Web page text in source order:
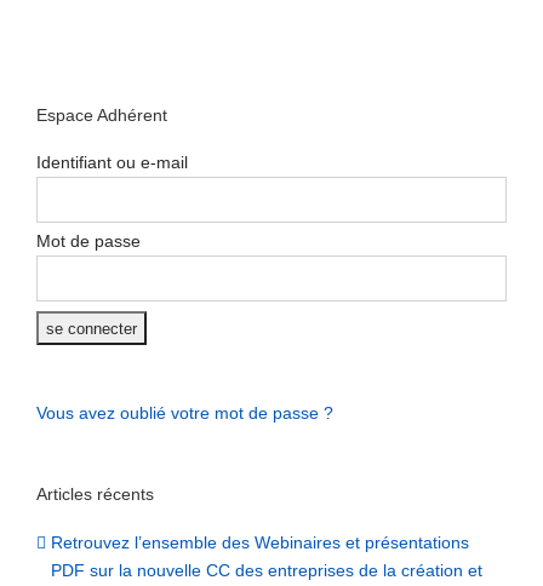
Espace Adhérent
Identifiant ou e-mail
Mot de passe
Vous avez oublié votre mot de passe ?
Articles récents
Retrouvez l’ensemble des Webinaires et présentations
PDF sur la nouvelle CC des entreprises de la création et